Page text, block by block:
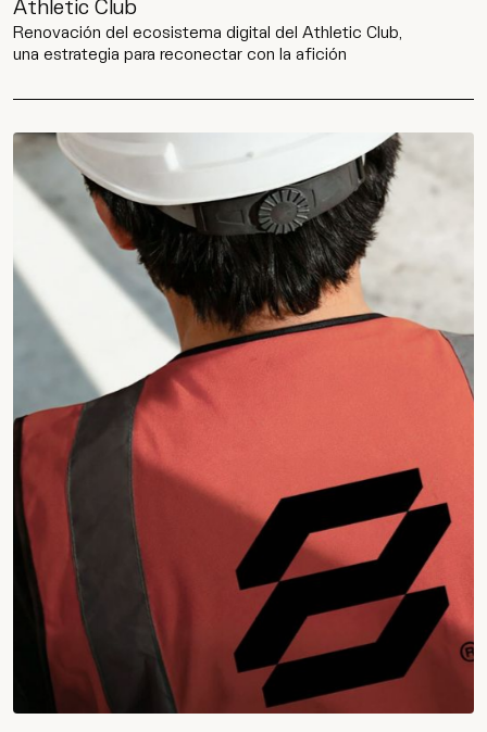
Athletic Club
Renovación del ecosistema digital del Athletic Club,
una estrategia para reconectar con la afición